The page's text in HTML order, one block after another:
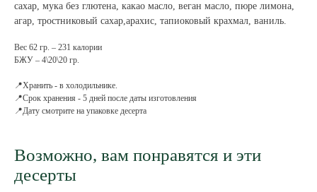
сахар, мука без глютена, какао масло, веган масло, пюре лимона,
агар, тростниковый сахар,арахис, тапиоковый крахмал, ваниль.
Вес 62 гр. – 231 калории
БЖУ – 4\20\20 гр.
📍Хранить - в холодильнике.
📍Срок хранения - 5 дней после даты изготовления
📍Дату смотрите на упаковке десерта
Возможно, вам понравятся и эти
десерты